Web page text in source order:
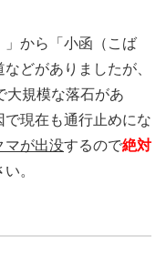
」から「小函（こば
どがありましたが、
大規模な落石があ
で現在も通行止めにな
マが出没するので絶対
。